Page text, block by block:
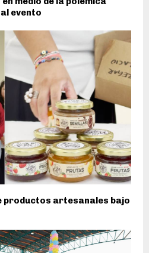
evento
productos artesanales bajo